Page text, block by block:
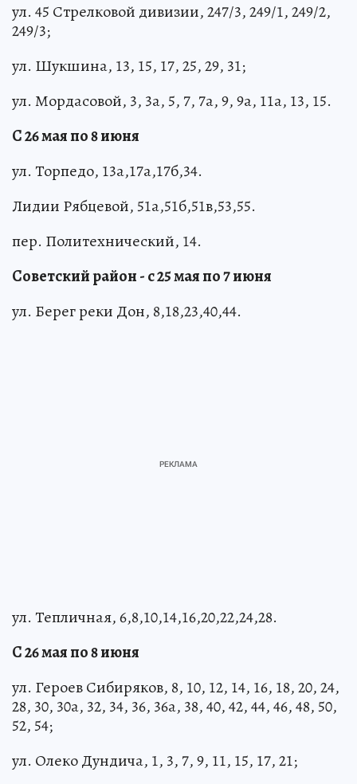
ул. 45 Стрелковой дивизии, 247/3, 249/1, 249/2,
249/3;
ул. Шукшина, 13, 15, 17, 25, 29, 31;
ул. Мордасовой, 3, 3а, 5, 7, 7а, 9, 9а, 11а, 13, 15.
С 26 мая по 8 июня
ул. Торпедо, 13а,17а,17б,34.
Лидии Рябцевой, 51а,51б,51в,53,55.
пер. Политехнический, 14.
Советский район - с 25 мая по 7 июня
ул. Берег реки Дон, 8,18,23,40,44.
ул. Тепличная, 6,8,10,14,16,20,22,24,28.
С 26 мая по 8 июня
ул. Героев Сибиряков, 8, 10, 12, 14, 16, 18, 20, 24,
28, 30, 30а, 32, 34, 36, 36а, 38, 40, 42, 44, 46, 48, 50,
52, 54;
ул. Олеко Дундича, 1, 3, 7, 9, 11, 15, 17, 21;